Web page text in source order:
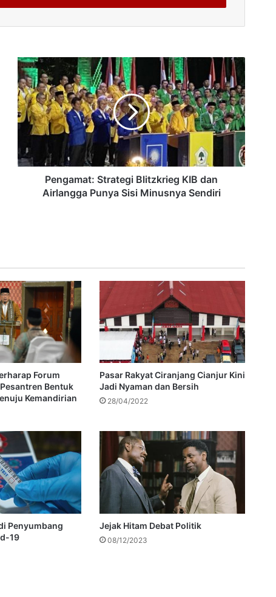
Pengamat: Strategi Blitzkrieg KIB dan
Airlangga Punya Sisi Minusnya Sendiri
Forum
Bentuk
Kemandirian
Pasar Rakyat Ciranjang Cianjur Kini
Jadi Nyaman dan Bersih
28/04/2022
Penyumbang
19
Jejak Hitam Debat Politik
08/12/2023